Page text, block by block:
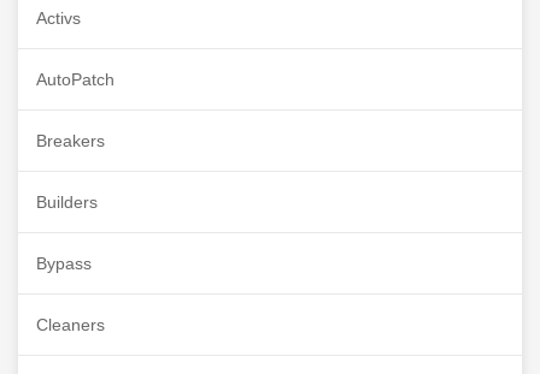
Activs
AutoPatch
Breakers
Builders
Bypass
Cleaners